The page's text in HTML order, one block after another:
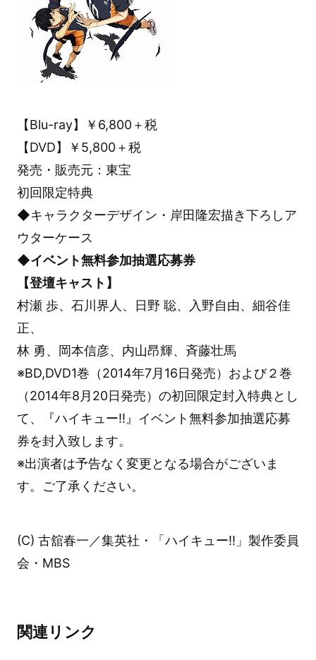
【Blu-ray】￥6,800＋税
【DVD】￥5,800＋税
発売・販売元：東宝
初回限定特典
◆キャラクターデザイン・岸田隆宏描き下ろしア
ウターケース
◆イベント無料参加抽選応募券
【登壇キャスト】
村瀬 歩、石川界人、日野 聡、入野自由、細谷佳
正、
林 勇、岡本信彦、内山昂輝、斉藤壮馬
※BD,DVD1巻（2014年7月16日発売）および２巻
（2014年8月20日発売）の初回限定封入特典とし
て、『ハイキュー!!』イベント無料参加抽選応募
券を封入致します。
※出演者は予告なく変更となる場合がございま
す。ご了承ください。
(C) 古舘春一／集英社・「ハイキュー!!」製作委員
会・MBS
関連リンク